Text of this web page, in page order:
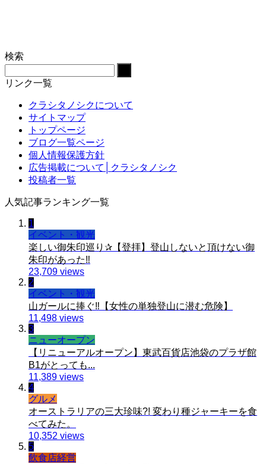
検索
リンク一覧
クラシタノシクについて
サイトマップ
トップページ
ブログ一覧ページ
個人情報保護方針
広告掲載について│クラシタノシク
投稿者一覧
人気記事ランキング一覧
1
イベント・観光
楽しい御朱印巡り✰【登拝】登山しないと頂けない御
朱印があった‼️
23,709 views
2
イベント・観光
山ガールに捧ぐ‼️【女性の単独登山に潜む危険】
11,498 views
3
ニューオープン
【リニューアルオープン】東武百貨店池袋のプラザ館
B1がとっても...
11,389 views
4
グルメ
オーストラリアの三大珍味?! 変わり種ジャーキーを食
べてみた。
10,352 views
5
飲食店経営